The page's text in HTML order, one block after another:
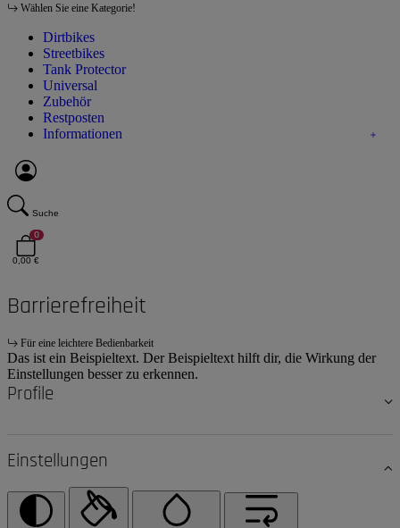
Wählen Sie eine Kategorie!
Dirtbikes
Streetbikes
Tank Protector
Universal
Zubehör
Restposten
Informationen
Suche
0
0,00 €
Barrierefreiheit
Für eine leichtere Bedienbarkeit
Das ist ein Beispieltext. Der Beispieltext hilft dir, die Wirkung der
Einstellungen besser zu erkennen.
Profile
Einstellungen